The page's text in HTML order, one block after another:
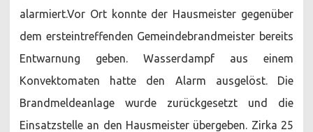
alarmiert.Vor Ort konnte der Hausmeister gegenüber
dem ersteintreffenden Gemeindebrandmeister bereits
Entwarnung geben. Wasserdampf aus einem
Konvektomaten hatte den Alarm ausgelöst. Die
Brandmeldeanlage wurde zurückgesetzt und die
Einsatzstelle an den Hausmeister übergeben. Zirka 25